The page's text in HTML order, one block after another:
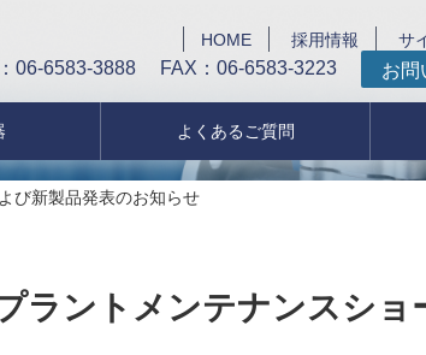
HOME 採用情報 サ
06-6583-3888 FAX：06-6583-3223 お問
よくあるご質問
び新製品発表のお知らせ
ラントメンテナンスショ